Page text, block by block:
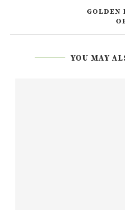
GOLDEN
YOU MAY